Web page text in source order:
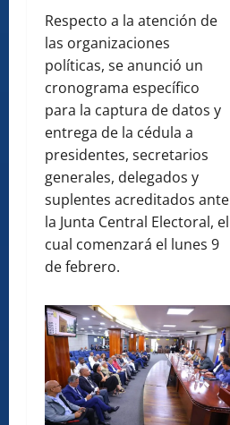
Respecto a la atención de
las organizaciones
políticas, se anunció un
cronograma específico
para la captura de datos y
entrega de la cédula a
presidentes, secretarios
generales, delegados y
suplentes acreditados ante
la Junta Central Electoral, el
cual comenzará el lunes 9
de febrero.